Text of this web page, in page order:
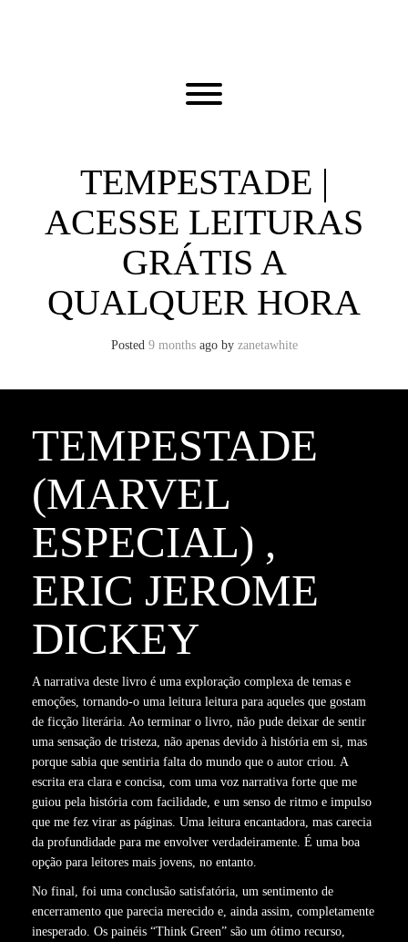
Toggle menu visibility.
TEMPESTADE |
ACESSE LEITURAS
GRÁTIS A
QUALQUER HORA
Posted 9 monthsago by zanetawhite
TEMPESTADE
(MARVEL
ESPECIAL) ,
ERIC JEROME
DICKEY
A narrativa deste livro é uma exploração complexa de temas e
emoções, tornando-o uma leitura leitura para aqueles que gostam
de ficção literária. Ao terminar o livro, não pude deixar de sentir
uma sensação de tristeza, não apenas devido à história em si, mas
porque sabia que sentiria falta do mundo que o autor criou. A
escrita era clara e concisa, com uma voz narrativa forte que me
guiou pela história com facilidade, e um senso de ritmo e impulso
que me fez virar as páginas. Uma leitura encantadora, mas carecia
da profundidade para me envolver verdadeiramente. É uma boa
opção para leitores mais jovens, no entanto.
No final, foi uma conclusão satisfatória, um sentimento de
encerramento que parecia merecido e, ainda assim, completamente
inesperado. Os painéis “Think Green” são um ótimo recurso,